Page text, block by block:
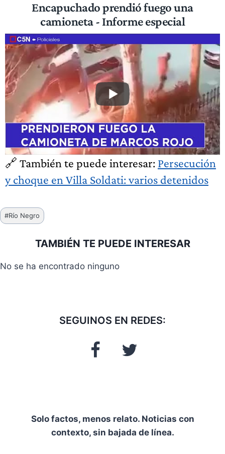
Encapuchado prendió fuego una
camioneta - Informe especial
🔗 También te puede interesar: Persecución
y choque en Villa Soldati: varios detenidos
Etiquetas
de
#Río Negro
TAMBIÉN TE PUEDE INTERESAR
No se ha encontrado ninguno
SEGUINOS EN REDES:
Solo factos, menos relato. Noticias con
contexto, sin bajada de línea.